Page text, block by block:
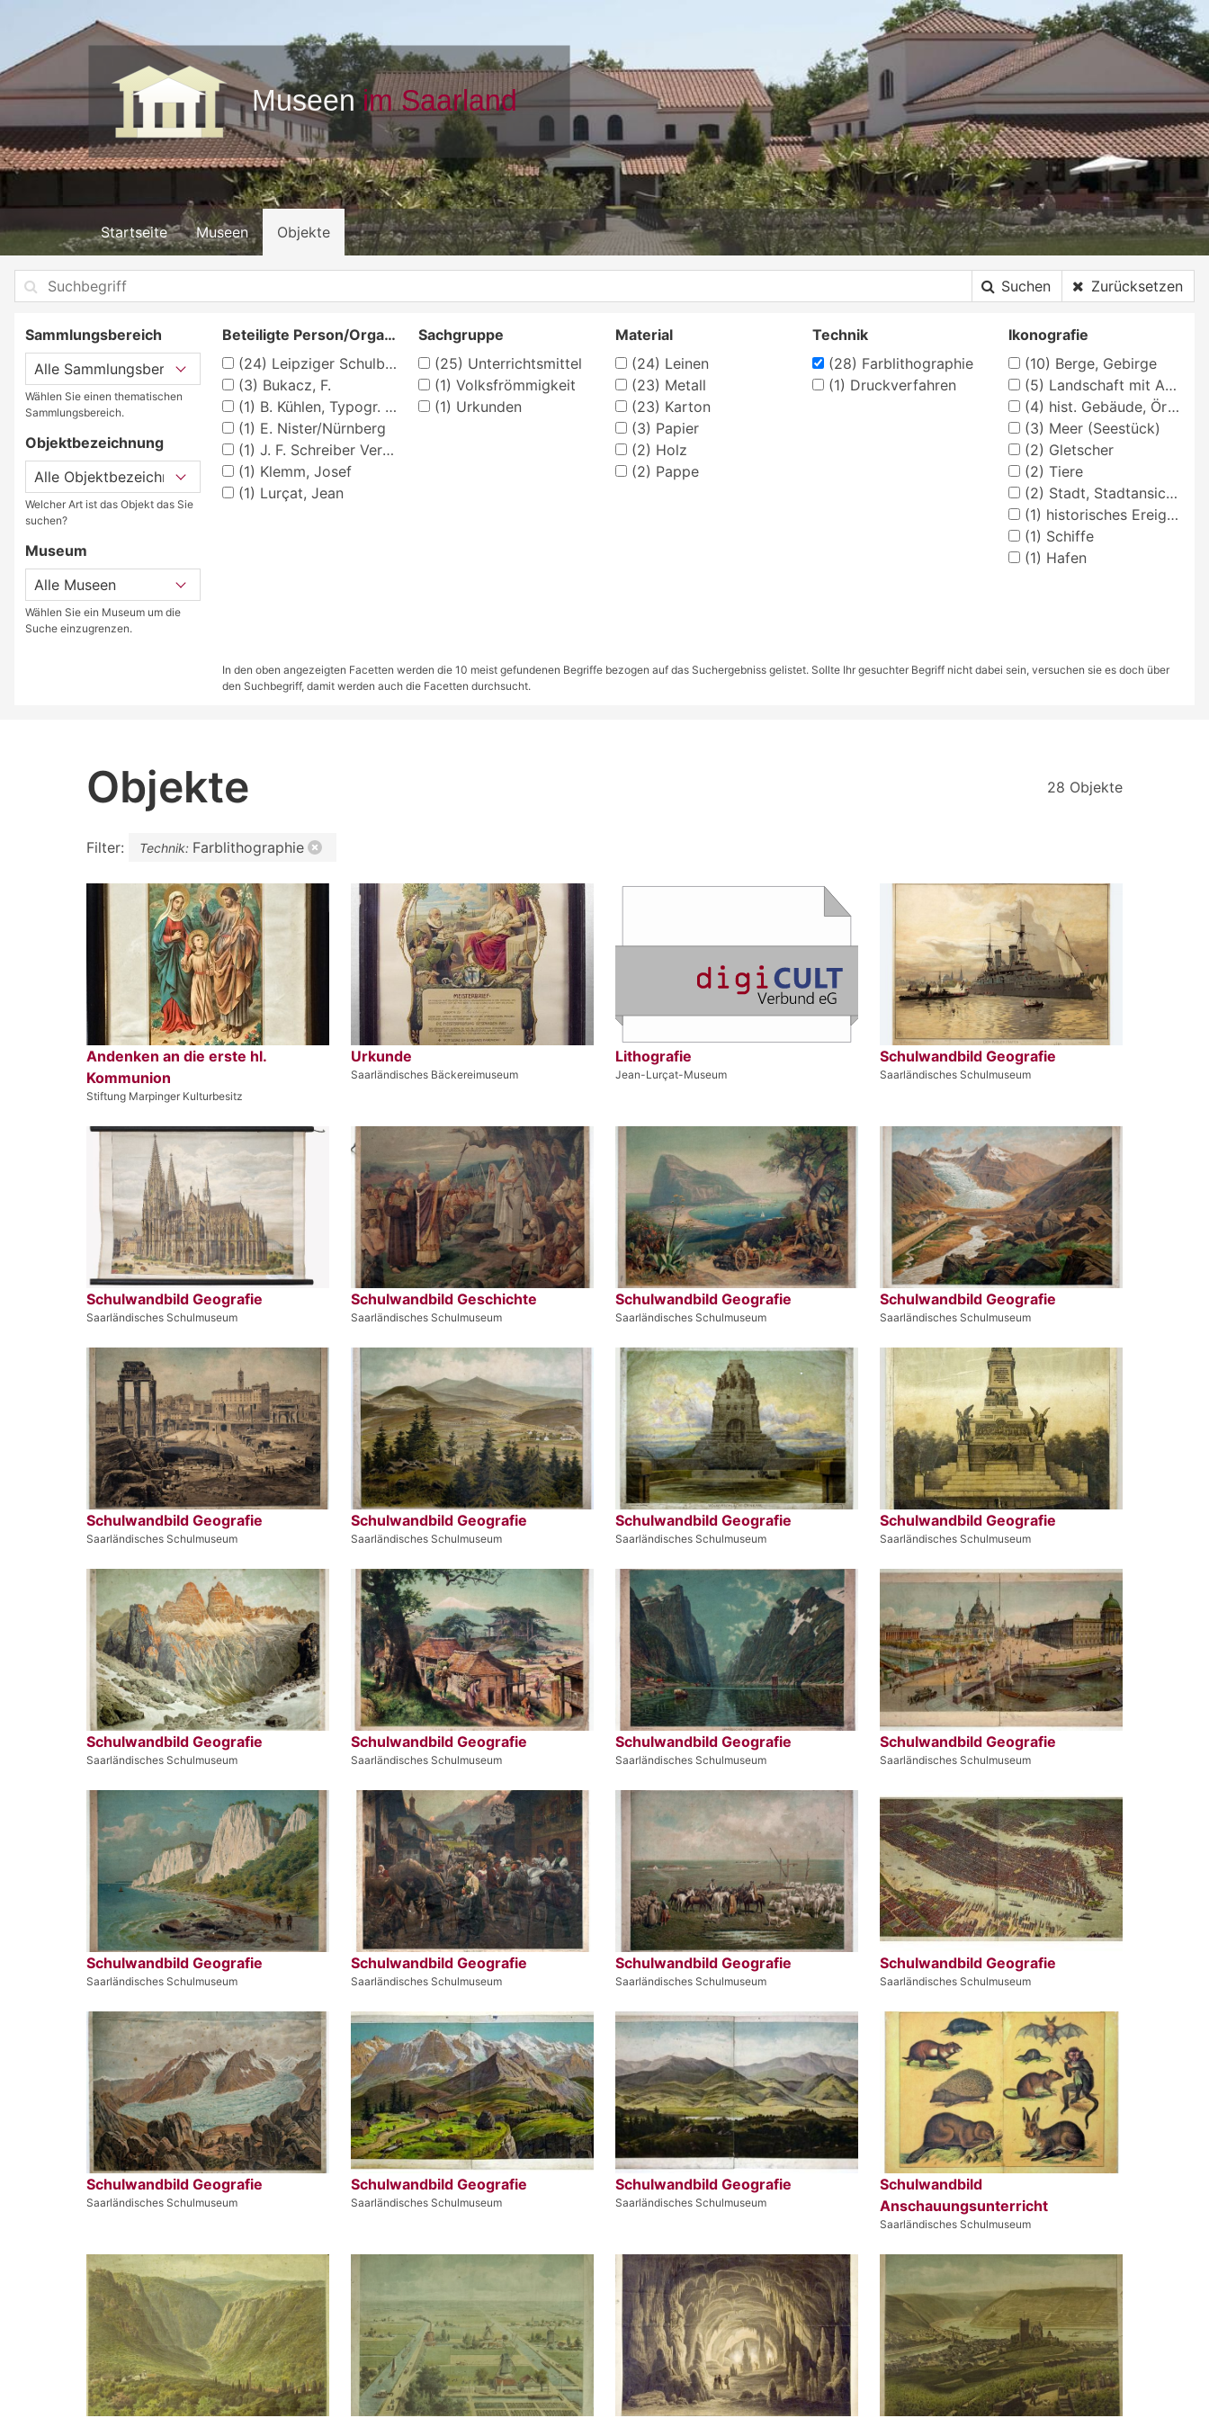
Startseite Museen Objekte
Suchen Zurücksetzen
Sammlungsbereich
Wählen Sie einen thematischen
Sammlungsbereich.
Objektbezeichnung
Welcher Art ist das Objekt das Sie
suchen?
Museum
Wählen Sie ein Museum um die
Suche einzugrenzen.
Beteiligte Person/Organisation
(24) Leipziger Schulbilderverlag von F. E. Wachsmuth, Leipzig
(3) Bukacz, F.
(1) B. Kühlen, Typogr. Apost., M.Gladbach
(1) E. Nister/Nürnberg
(1) J. F. Schreiber Verlag, Esslingen
(1) Klemm, Josef
(1) Lurçat, Jean
Sachgruppe
(25) Unterrichtsmittel
(1) Volksfrömmigkeit
(1) Urkunden
Material
(24) Leinen
(23) Metall
(23) Karton
(3) Papier
(2) Holz
(2) Pappe
Technik
(28) Farblithographie
(1) Druckverfahren
Ikonografie
(10) Berge, Gebirge
(5) Landschaft mit Anlagen
(4) hist. Gebäude, Örtlichkeit, Straße
(3) Meer (Seestück)
(2) Gletscher
(2) Tiere
(2) Stadt, Stadtansicht (Vedute)
(1) historisches Ereignis, Situation
(1) Schiffe
(1) Hafen
In den oben angezeigten Facetten werden die 10 meist gefundenen Begriffe bezogen auf das Suchergebniss gelistet. Sollte Ihr gesuchter Begriff nicht dabei sein, versuchen sie es doch über
den Suchbegriff, damit werden auch die Facetten durchsucht.
Objekte 28 Objekte
Filter: Technik: Farblithographie
Andenken an die erste hl.
Kommunion
Stiftung Marpinger Kulturbesitz
Urkunde
Saarländisches Bäckereimuseum
Lithografie
Jean-Lurçat-Museum
Schulwandbild Geografie
Saarländisches Schulmuseum
Schulwandbild Geografie
Saarländisches Schulmuseum
Schulwandbild Geschichte
Saarländisches Schulmuseum
Schulwandbild Geografie
Saarländisches Schulmuseum
Schulwandbild Geografie
Saarländisches Schulmuseum
Schulwandbild Geografie
Saarländisches Schulmuseum
Schulwandbild Geografie
Saarländisches Schulmuseum
Schulwandbild Geografie
Saarländisches Schulmuseum
Schulwandbild Geografie
Saarländisches Schulmuseum
Schulwandbild Geografie
Saarländisches Schulmuseum
Schulwandbild Geografie
Saarländisches Schulmuseum
Schulwandbild Geografie
Saarländisches Schulmuseum
Schulwandbild Geografie
Saarländisches Schulmuseum
Schulwandbild Geografie
Saarländisches Schulmuseum
Schulwandbild Geografie
Saarländisches Schulmuseum
Schulwandbild Geografie
Saarländisches Schulmuseum
Schulwandbild Geografie
Saarländisches Schulmuseum
Schulwandbild Geografie
Saarländisches Schulmuseum
Schulwandbild Geografie
Saarländisches Schulmuseum
Schulwandbild Geografie
Saarländisches Schulmuseum
Schulwandbild
Anschauungsunterricht
Saarländisches Schulmuseum